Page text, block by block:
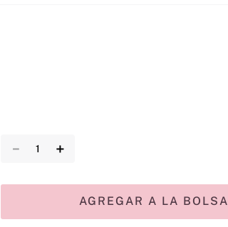
＋
－
AGREGAR A LA BOLSA